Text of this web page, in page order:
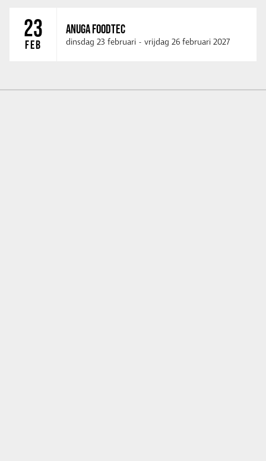
23
FEB
ANUGA FOODTEC
dinsdag 23 februari - vrijdag 26 februari 2027